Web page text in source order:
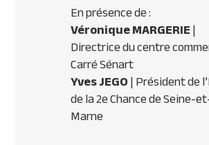
En présence de :
VéroniqueMARGERIE|
Directrice du centre
Carré Sénart
YvesJEGO| Président de
de la 2e Chance de Seine-
Marne